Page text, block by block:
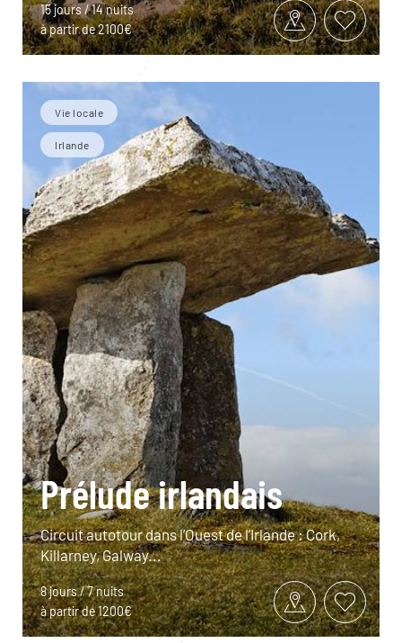
15 jours / 14 nuits
à partir de 2100€
Vie locale
Irlande
Prélude irlandais
Circuit autotour dans l’Ouest de l’Irlande : Cork,
Killarney, Galway...
8 jours / 7 nuits
à partir de 1200€